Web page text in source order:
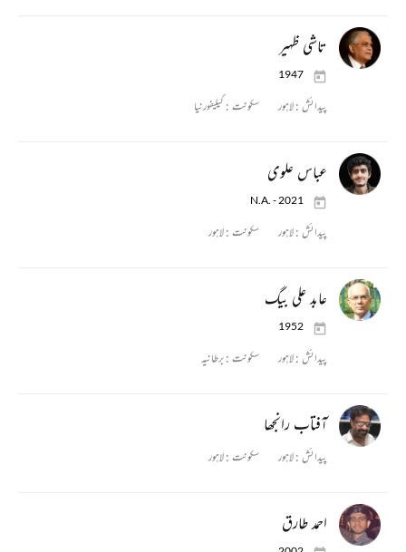
تاشی ظہیر
1947
پیدائش :لاہور سکونت : کیلیفورنیا
عباس علوی
N.A. - 2021
پیدائش :لاہور سکونت :لاہور
عابد علی بیگ
1952
پیدائش :لاہور سکونت :برطانیہ
آفتاب رانجھا
پیدائش :لاہور سکونت :لاہور
احمد طارق